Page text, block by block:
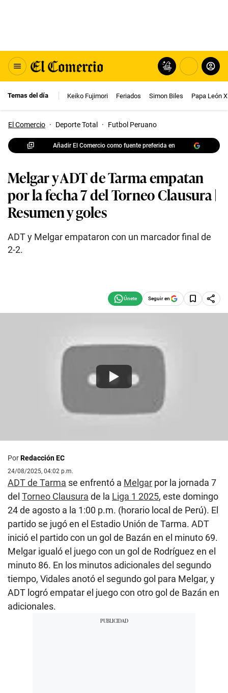
Temas del día Keiko Fujimori Feriados Simon Biles Papa León
El Comercio · Deporte Total · Futbol Peruano
Añadir El Comercio como fuente preferida en
Melgar y ADT de Tarma empatan
por la fecha 7 del Torneo Clausura |
Resumen y goles
ADT y Melgar empataron con un marcador final de
2-2.
Seguir en
PorRedacción EC
24/08/2025, 04:02 p.m.
ADT de Tarma se enfrentó a Melgar por la jornada 7
del Torneo Clausura de la Liga 1 2025, este domingo
24 de agosto a la 1:00 p.m. (horario local de Perú). El
partido se jugó en el Estadio Unión de Tarma. ADT
inició el partido con un gol de Bazán en el minuto 69.
Melgar igualó el juego con un gol de Rodríguez en el
minuto 86. En los minutos adicionales del segundo
tiempo, Vidales anotó el segundo gol para Melgar, y
ADT logró empatar el juego con otro gol de Bazán en
adicionales.